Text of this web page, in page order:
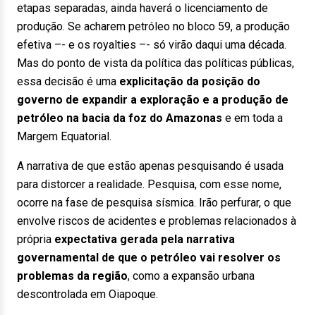
etapas separadas, ainda haverá o licenciamento de
produção. Se acharem petróleo no bloco 59, a produção
efetiva –- e os royalties –- só virão daqui uma década.
Mas do ponto de vista da política das políticas públicas,
essa decisão é uma explicitação da posição do
governo de expandir a exploração e a produção de
petróleo na bacia da foz do Amazonas e em toda a
Margem Equatorial.
A narrativa de que estão apenas pesquisando é usada
para distorcer a realidade. Pesquisa, com esse nome,
ocorre na fase de pesquisa sísmica. Irão perfurar, o que
envolve riscos de acidentes e problemas relacionados à
própria expectativa gerada pela narrativa
governamental de que o petróleo vai resolver os
problemas da região, como a expansão urbana
descontrolada em Oiapoque.